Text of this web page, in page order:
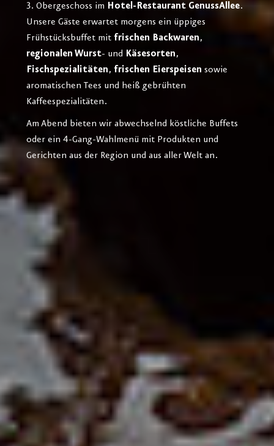
3. Obergeschoss im Hotel-Restaurant GenussAllee.
Unsere Gäste erwartet morgens ein üppiges
Frühstücksbuffet mit frischen Backwaren,
regionalen Wurst- und Käsesorten,
Fischspezialitäten, frischen Eierspeisen sowie
aromatischen Tees und heiß gebrühten
Kaffeespezialitäten.
Am Abend bieten wir abwechselnd köstliche Buffets
oder ein 4-Gang-Wahlmenü mit Produkten und
Gerichten aus der Region und aus aller Welt an.